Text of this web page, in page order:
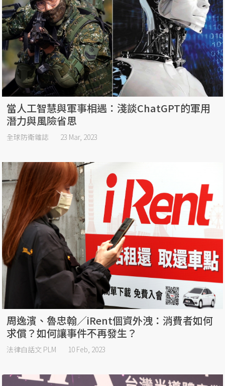
當人工智慧與軍事相遇：淺談ChatGPT的軍用
潛力與風險省思
全球防衛雜誌 23 Mar, 2023
周逸濱、魯忠翰／iRent個資外洩：消費者如何
求償？如何讓事件不再發生？
法律白話文 PLM 10 Feb, 2023